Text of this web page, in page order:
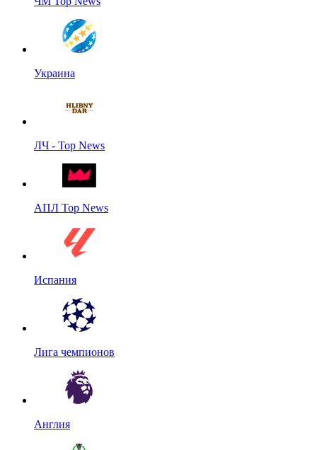
Украина
ЛЧ - Top News
АПЛ Top News
Испания
Лига чемпионов
Англия